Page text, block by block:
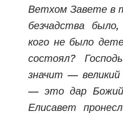
Ветхом Завете в
безчадства
кого не было
состоял?
значит —
— это дар
Елисавет